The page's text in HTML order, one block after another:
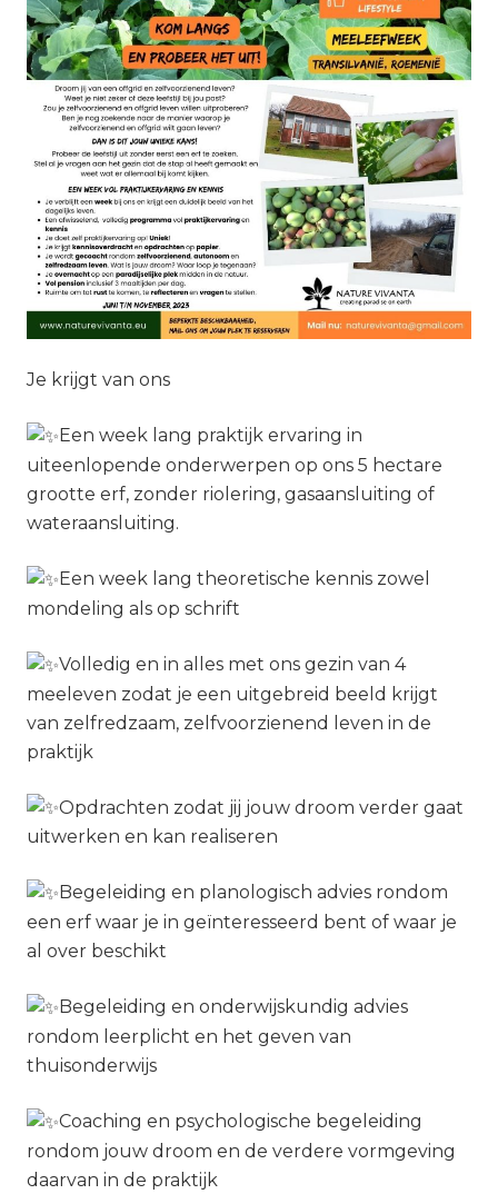
Je krijgt van ons
Een week lang praktijk ervaring in
uiteenlopende onderwerpen op ons 5 hectare
grootte erf, zonder riolering, gasaansluiting of
wateraansluiting.
Een week lang theoretische kennis zowel
mondeling als op schrift
Volledig en in alles met ons gezin van 4
meeleven zodat je een uitgebreid beeld krijgt
van zelfredzaam, zelfvoorzienend leven in de
praktijk
Opdrachten zodat jij jouw droom verder gaat
uitwerken en kan realiseren
Begeleiding en planologisch advies rondom
een erf waar je in geïnteresseerd bent of waar je
al over beschikt
Begeleiding en onderwijskundig advies
rondom leerplicht en het geven van
thuisonderwijs
Coaching en psychologische begeleiding
rondom jouw droom en de verdere vormgeving
daarvan in de praktijk